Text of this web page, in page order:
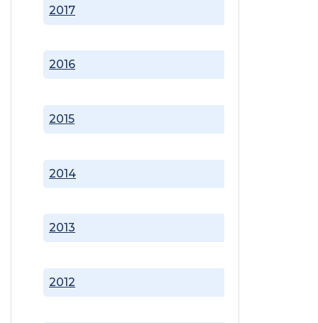
2012
2013
2014
2015
2016
2017